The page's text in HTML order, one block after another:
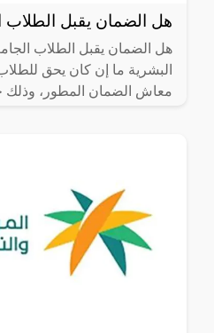
هل الضمان يقبل الطلاب
هل الضمان يقبل الطلاب
البشرية ما إن كان يحق
معاش الضمان المطور، وذلك